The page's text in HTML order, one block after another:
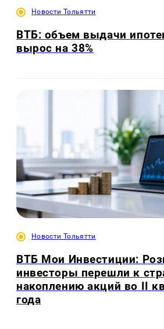
Новости Тольятти
ВТБ: объем выдачи
вырос на 38%
Новости Тольятти
ВТБ Мои Инвестиции:
инвесторы перешли к
накоплению акций во II
года